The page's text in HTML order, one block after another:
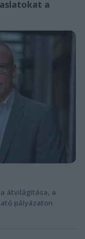
a
átvilágítása, a
pályázaton